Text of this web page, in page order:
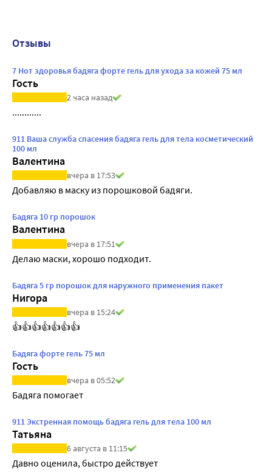
Отзывы
7 Нот здоровья бадяга форте гель для ухода за кожей 75 мл
Гость
2 часа назад
............
911 Ваша служба спасения бадяга гель для тела косметический
100 мл
Валентина
вчера в 17:53
Добавляю в маску из порошковой бадяги.
Бадяга 10 гр порошок
Валентина
вчера в 17:51
Делаю маски, хорошо подходит.
Бадяга 5 гр порошок для наружного применения пакет
Нигора
вчера в 15:24
👍👍👍👍👍👍👍
Бадяга форте гель 75 мл
Гость
вчера в 05:52
Бадяга помогает
911 Экстренная помощь бадяга гель для тела 100 мл
Татьяна
6 августа в 11:15
Давно оценила, быстро действует